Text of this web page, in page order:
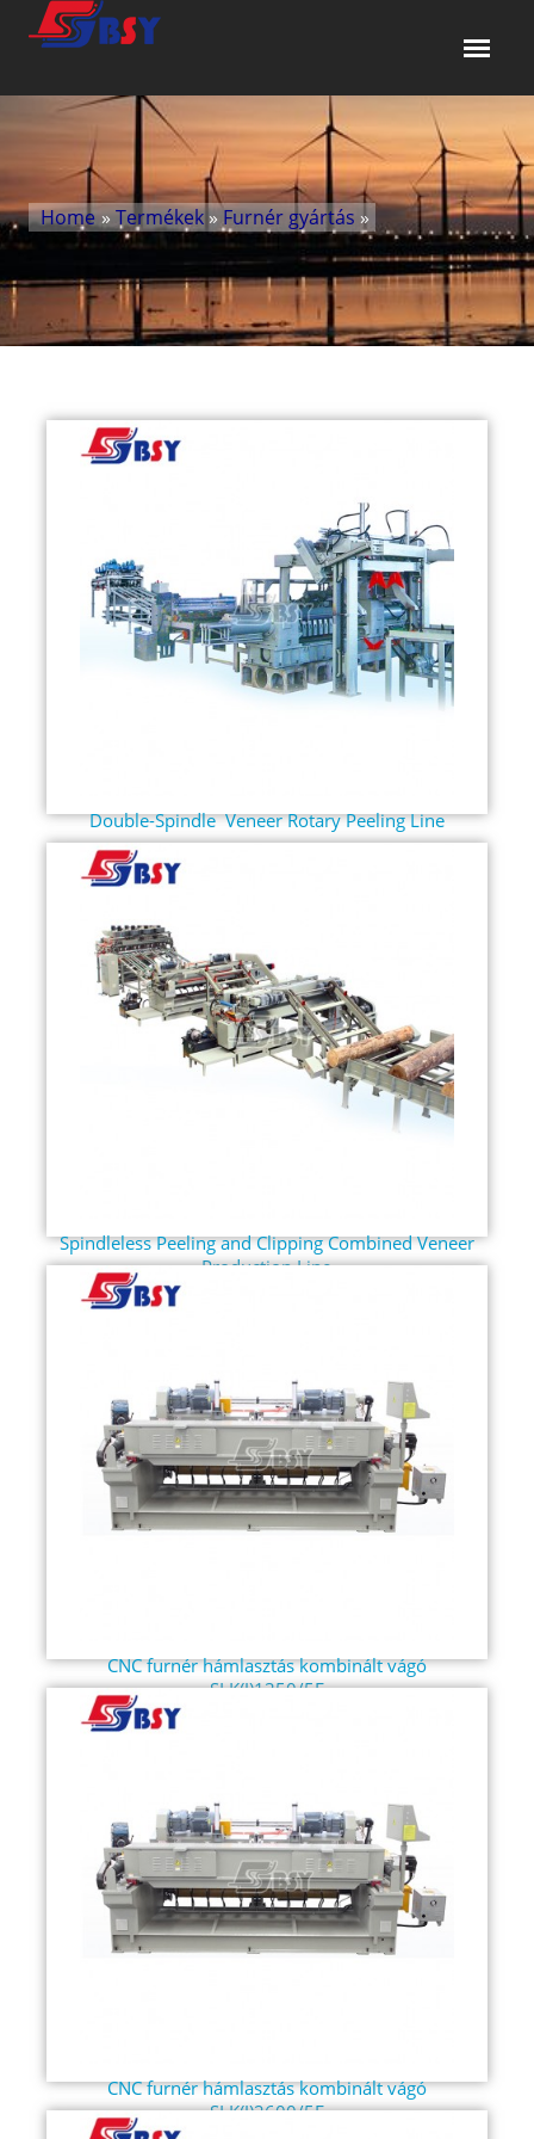
Home »Termékek» Furnér gyártás »
Double-Spindle Veneer Rotary Peeling Line
Spindleless Peeling and Clipping Combined Veneer
Production Line
CNC furnér hámlasztás kombinált vágó
SLK(J)1350/5F
CNC furnér hámlasztás kombinált vágó
SLK(J)2600/5F